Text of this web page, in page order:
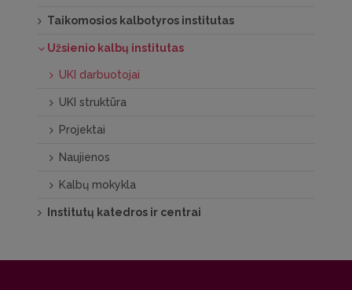
Taikomosios kalbotyros institutas
Užsienio kalbų institutas
UKI darbuotojai
UKI struktūra
Projektai
Naujienos
Kalbų mokykla
Institutų katedros ir centrai